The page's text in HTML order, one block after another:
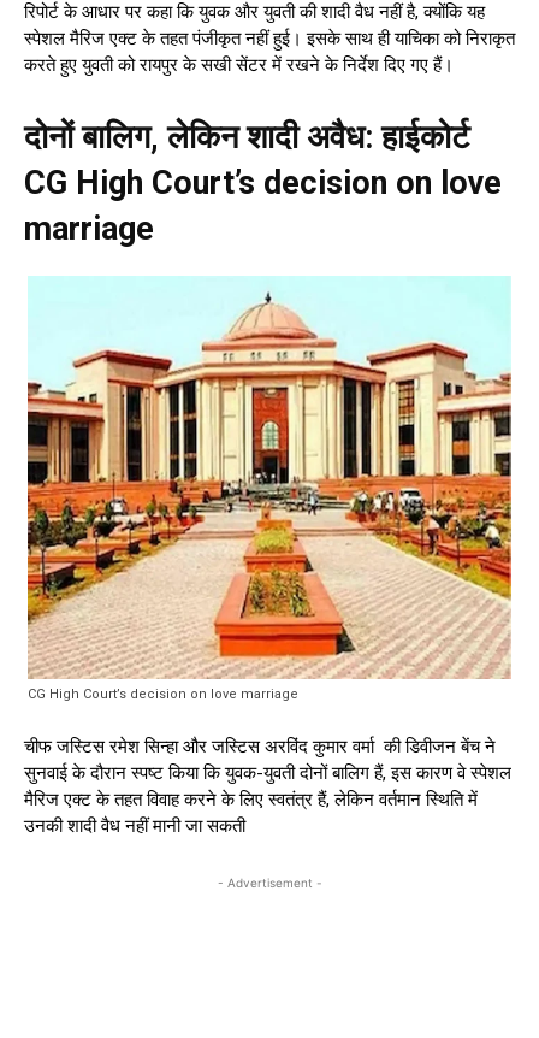
रिपोर्ट के आधार पर कहा कि युवक और युवती की शादी वैध नहीं है, क्योंकि यह
स्पेशल मैरिज एक्ट के तहत पंजीकृत नहीं हुई। इसके साथ ही याचिका को निराकृत
करते हुए युवती को रायपुर के सखी सेंटर में रखने के निर्देश दिए गए हैं।
दोनों बालिग, लेकिन शादी अवैध: हाईकोर्ट
CG High Court’s decision on love
marriage
CG High Court’s decision on love marriage
चीफ जस्टिस रमेश सिन्हा और जस्टिस अरविंद कुमार वर्मा की डिवीजन बेंच ने
सुनवाई के दौरान स्पष्ट किया कि युवक-युवती दोनों बालिग हैं, इस कारण वे स्पेशल
मैरिज एक्ट के तहत विवाह करने के लिए स्वतंत्र हैं, लेकिन वर्तमान स्थिति में
उनकी शादी वैध नहीं मानी जा सकती
- Advertisement -